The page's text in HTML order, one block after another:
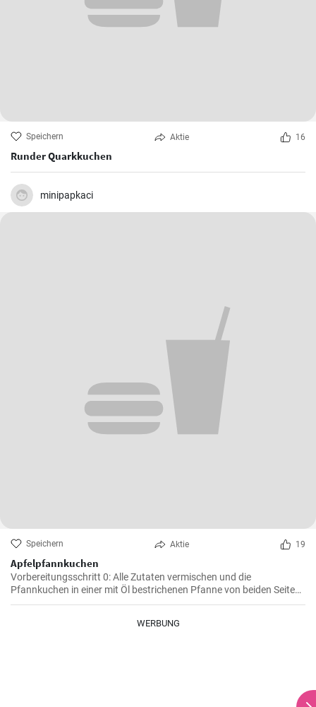
Speichern Aktie 16
Runder Quarkkuchen
minipapkaci
Speichern Aktie 19
Apfelpfannkuchen
Vorbereitungsschritt 0: Alle Zutaten vermischen und die
Pfannkuchen in einer mit Öl bestrichenen Pfanne von beiden Seiten
braten.
WERBUNG